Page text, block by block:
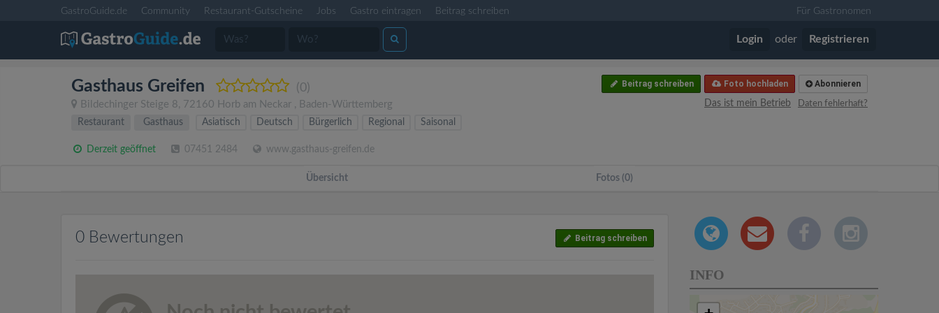
GastroGuide.de Community Restaurant-Gutscheine Jobs Gastro eintragen Beitrag schreiben Für Gastronomen
Login oder Registrieren
Gasthaus Greifen (0)
Bildechinger Steige 8, 72160 Horb am Neckar , Baden-Württemberg
Abonnieren
Foto hochladen
Beitrag schreiben
Daten fehlerhaft?
Das ist mein Betrieb
Restaurant
Gasthaus Asiatisch Deutsch Bürgerlich Regional Saisonal
Derzeit geöffnet 07451 2484 www.gasthaus-greifen.de
Übersicht Fotos (0)
0 Bewertungen Beitrag schreiben
INFO